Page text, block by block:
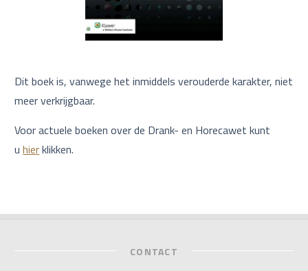
Dit boek is, vanwege het inmiddels verouderde karakter, niet
meer verkrijgbaar.
Voor actuele boeken over de Drank- en Horecawet kunt
uhierklikken.
CONTACT